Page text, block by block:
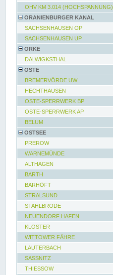
OHV KM 3.014 (HOCHSPANNUNG)
ORANIENBURGER KANAL
SACHSENHAUSEN OP
SACHSENHAUSEN UP
ORKE
DALWIGKSTHAL
OSTE
BREMERVÖRDE UW
HECHTHAUSEN
OSTE-SPERRWERK BP
OSTE-SPERRWERK AP
BELUM
OSTSEE
PREROW
WARNEMÜNDE
ALTHAGEN
BARTH
BARHÖFT
STRALSUND
STAHLBRODE
NEUENDORF HAFEN
KLOSTER
WITTOWER FÄHRE
LAUTERBACH
SASSNITZ
THIESSOW